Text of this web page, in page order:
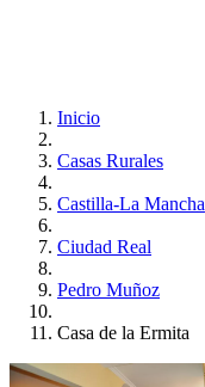
Inicio
Casas Rurales
Castilla-La Mancha
Ciudad Real
Pedro Muñoz
Casa de la Ermita